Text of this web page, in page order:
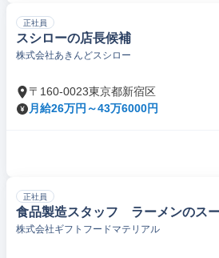
正社員
スシローの店長候補
株式会社あきんどスシロー
〒160-0023東京都新宿区
月給26万円～43万6000円
正社員
食品製造スタッフ ラーメンのス
株式会社ギフトフードマテリアル